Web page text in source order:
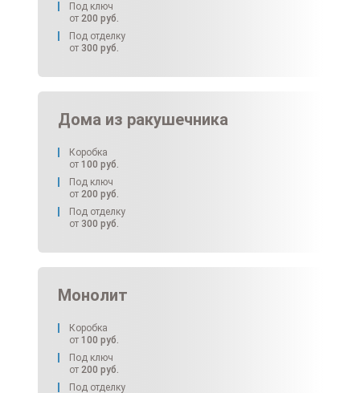
Под ключ
от 200 руб.
Под отделку
от 300 руб.
Дома из ракушечника
Коробка
от 100 руб.
Под ключ
от 200 руб.
Под отделку
от 300 руб.
Монолит
Коробка
от 100 руб.
Под ключ
от 200 руб.
Под отделку